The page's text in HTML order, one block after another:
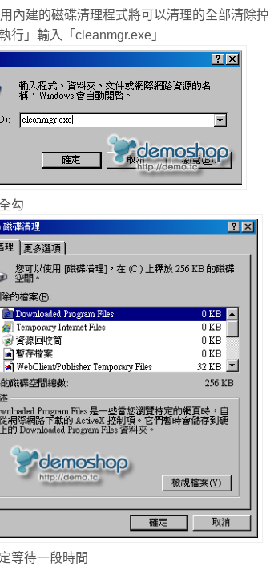
內建的磁碟清理程式將可以清理的全部清除掉
行」輸入「cleanmgr.exe 」
勾
等待一段時間